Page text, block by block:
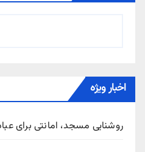
اخبار ویژه
روشنایی مسجد، امانتی برای